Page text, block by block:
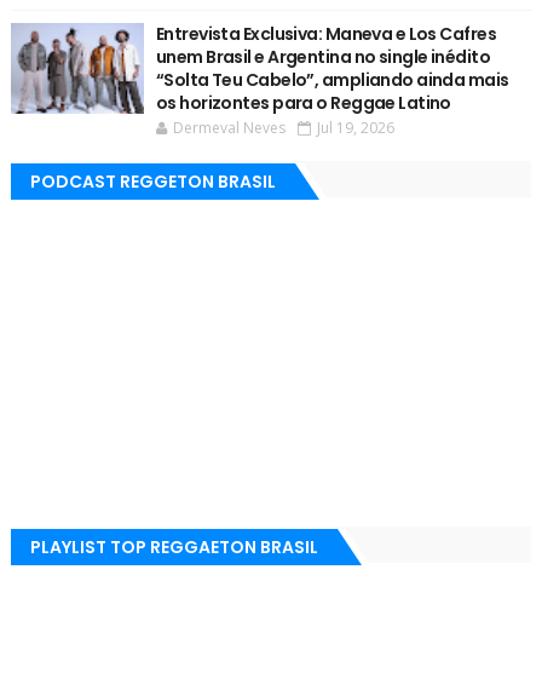
Entrevista Exclusiva: Maneva e Los Cafres
unem Brasil e Argentina no single inédito
“Solta Teu Cabelo”, ampliando ainda mais
os horizontes para o Reggae Latino
Dermeval Neves Jul 19, 2026
PODCAST REGGETON BRASIL
PLAYLIST TOP REGGAETON BRASIL